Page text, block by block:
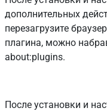
дополнительных
перезагрузите
плагина, можно
about:plugins.
После установки и